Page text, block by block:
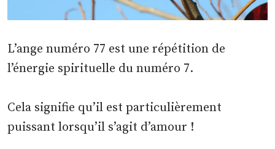
L’ange numéro 77 est une répétition de
l’énergie spirituelle du numéro 7.
Cela signifie qu’il est particulièrement
puissant lorsqu’il s’agit d’amour !